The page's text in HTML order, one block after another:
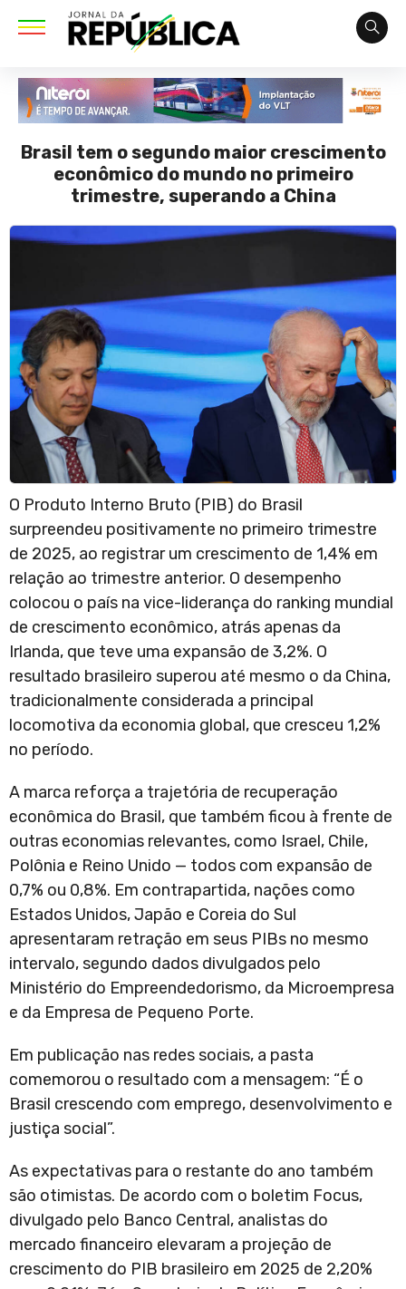
Brasil tem o segundo maior crescimento
econômico do mundo no primeiro
trimestre, superando a China
O Produto Interno Bruto (PIB) do Brasil
surpreendeu positivamente no primeiro trimestre
de 2025, ao registrar um crescimento de 1,4% em
relação ao trimestre anterior. O desempenho
colocou o país na vice-liderança do ranking mundial
de crescimento econômico, atrás apenas da
Irlanda, que teve uma expansão de 3,2%. O
resultado brasileiro superou até mesmo o da China,
tradicionalmente considerada a principal
locomotiva da economia global, que cresceu 1,2%
no período.
A marca reforça a trajetória de recuperação
econômica do Brasil, que também ficou à frente de
outras economias relevantes, como Israel, Chile,
Polônia e Reino Unido — todos com expansão de
0,7% ou 0,8%. Em contrapartida, nações como
Estados Unidos, Japão e Coreia do Sul
apresentaram retração em seus PIBs no mesmo
intervalo, segundo dados divulgados pelo
Ministério do Empreendedorismo, da Microempresa
e da Empresa de Pequeno Porte.
Em publicação nas redes sociais, a pasta
comemorou o resultado com a mensagem: “É o
Brasil crescendo com emprego, desenvolvimento e
justiça social”.
As expectativas para o restante do ano também
são otimistas. De acordo com o boletim Focus,
divulgado pelo Banco Central, analistas do
mercado financeiro elevaram a projeção de
crescimento do PIB brasileiro em 2025 de 2,20%